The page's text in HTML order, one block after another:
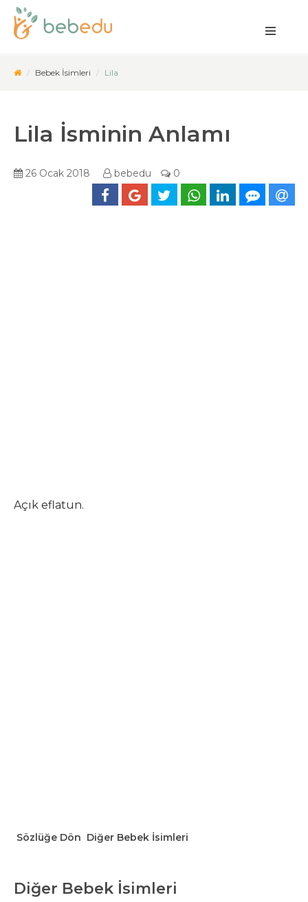
Bebek İsimleri Lila
Lila İsminin Anlamı
26 Ocak 2018 bebedu 0
Açık eflatun.
Sözlüğe Dön Diğer Bebek İsimleri
Diğer Bebek İsimleri